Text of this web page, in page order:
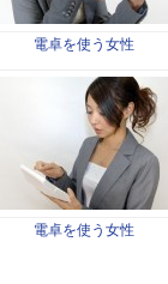
電卓を使う女性
電卓を使う女性